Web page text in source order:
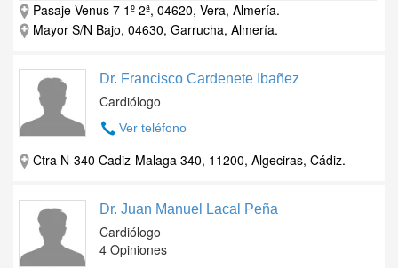
Pasaje Venus 7 1º 2ª, 04620, Vera, Almería.
Mayor S/N Bajo, 04630, Garrucha, Almería.
Dr. Francisco Cardenete Ibañez
Cardiólogo
Ver teléfono
Ctra N-340 Cadiz-Malaga 340, 11200, Algeciras, Cádiz.
Dr. Juan Manuel Lacal Peña
Cardiólogo
4 Opiniones